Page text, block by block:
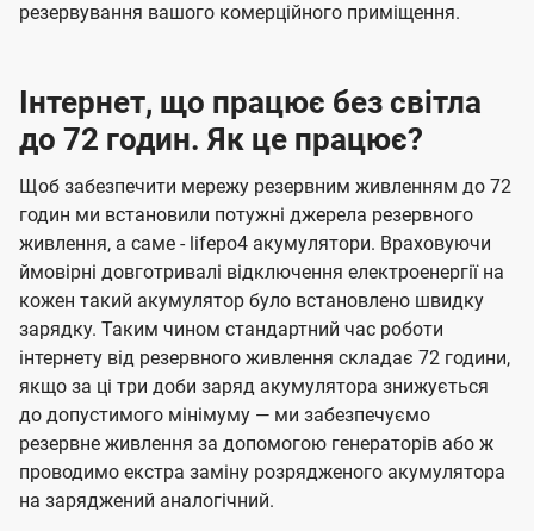
резервування вашого комерційного приміщення.
Інтернет, що працює без світла
до 72 годин. Як це працює?
Щоб забезпечити мережу резервним живленням до 72
годин ми встановили потужні джерела резервного
живлення, а саме - lifepo4 акумулятори. Враховуючи
ймовірні довготривалі відключення електроенергії на
кожен такий акумулятор було встановлено швидку
зарядку. Таким чином стандартний час роботи
інтернету від резервного живлення складає 72 години,
якщо за ці три доби заряд акумулятора знижується
до допустимого мінімуму — ми забезпечуємо
резервне живлення за допомогою генераторів або ж
проводимо екстра заміну розрядженого акумулятора
на заряджений аналогічний.